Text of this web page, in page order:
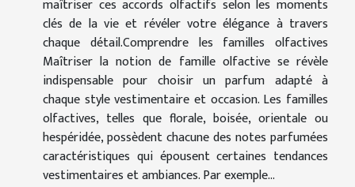
maîtriser ces accords olfactifs selon les moments
clés de la vie et révéler votre élégance à travers
chaque détail.Comprendre les familles olfactives
Maîtriser la notion de famille olfactive se révèle
indispensable pour choisir un parfum adapté à
chaque style vestimentaire et occasion. Les familles
olfactives, telles que florale, boisée, orientale ou
hespéridée, possèdent chacune des notes parfumées
caractéristiques qui épousent certaines tendances
vestimentaires et ambiances. Par exemple...